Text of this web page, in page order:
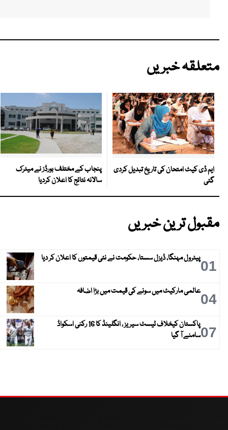
متعلقہ خبریں
ایم ڈی کیٹ امتحان کی تاریخ تبدیل کردی
گئی
پنجاب کے مختلف بورڈز نے میٹرک
سالانہ نتائج کا اعلان کردیا
مقبول ترین خبریں
01پیٹرول مہنگا، ڈیزل سستا، حکومت نے نئی قیمتوں کا اعلان کر دیا
04عالمی مارکیٹ میں سونے کی قیمت میں بڑا اضافہ
07
پاکستان کیخلاف ٹیسٹ سیریز ، انگلینڈ کا 16 رکنی اسکواڈ
سامنے آ گیا